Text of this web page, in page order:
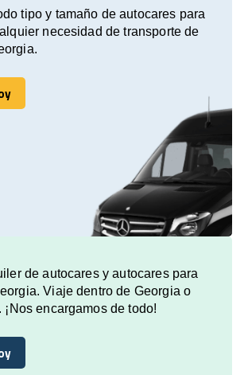
tipo y tamaño de autocares para
necesidad de transporte de
de autocares y autocares para
Viaje dentro de Georgia o
encargamos de todo!